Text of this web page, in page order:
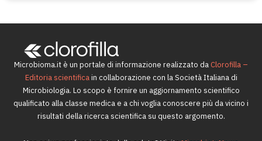
Microbioma.it è un portale di informazione realizzato daClorofilla –
Editoria scientificain collaborazione con la Società Italiana di
Microbiologia. Lo scopo è fornire un aggiornamento scientifico
qualificato alla classe medica e a chi voglia conoscere più da vicino i
risultati della ricerca scientifica su questo argomento.